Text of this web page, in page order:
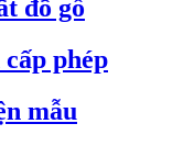
đồ gỗ
phép
mẫu